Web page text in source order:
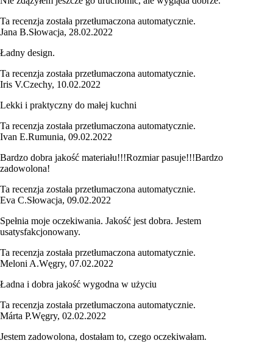
Ta recenzja została przetłumaczona automatycznie.
Jana B.Słowacja, 28.02.2022
Ładny design.
Ta recenzja została przetłumaczona automatycznie.
Iris V.Czechy, 10.02.2022
Lekki i praktyczny do małej kuchni
Ta recenzja została przetłumaczona automatycznie.
Ivan E.Rumunia, 09.02.2022
Bardzo dobra jakość materiału!!!Rozmiar pasuje!!!Bardzo
zadowolona!
Ta recenzja została przetłumaczona automatycznie.
Eva C.Słowacja, 09.02.2022
Spełnia moje oczekiwania. Jakość jest dobra. Jestem
usatysfakcjonowany.
Ta recenzja została przetłumaczona automatycznie.
Meloni A.Węgry, 07.02.2022
Ładna i dobra jakość wygodna w użyciu
Ta recenzja została przetłumaczona automatycznie.
Márta P.Węgry, 02.02.2022
Jestem zadowolona, dostałam to, czego oczekiwałam.